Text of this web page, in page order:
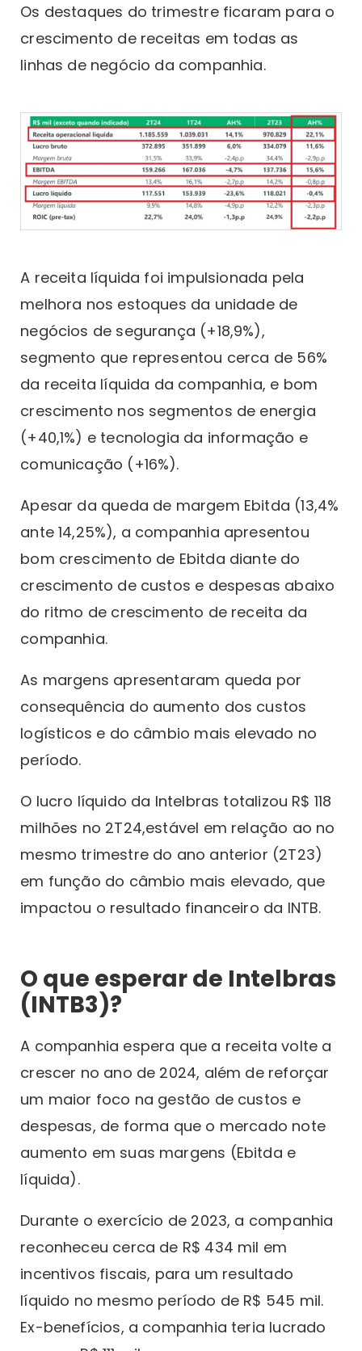
Os destaques do trimestre ficaram para o
crescimento de receitas em todas as
linhas de negócio da companhia.
A receita líquida foi impulsionada pela
melhora nos estoques da unidade de
negócios de segurança (+18,9%),
segmento que representou cerca de 56%
da receita líquida da companhia, e bom
crescimento nos segmentos de energia
(+40,1%) e tecnologia da informação e
comunicação (+16%).
Apesar da queda de margem Ebitda (13,4%
ante 14,25%), a companhia apresentou
bom crescimento de Ebitda diante do
crescimento de custos e despesas abaixo
do ritmo de crescimento de receita da
companhia.
As margens apresentaram queda por
consequência do aumento dos custos
logísticos e do câmbio mais elevado no
período.
O lucro líquido da Intelbras totalizou R$ 118
milhões no 2T24,estável em relação ao no
mesmo trimestre do ano anterior (2T23)
em função do câmbio mais elevado, que
impactou o resultado financeiro da INTB.
O que esperar de Intelbras
(INTB3)?
A companhia espera que a receita volte a
crescer no ano de 2024, além de reforçar
um maior foco na gestão de custos e
despesas, de forma que o mercado note
aumento em suas margens (Ebitda e
líquida).
Durante o exercício de 2023, a companhia
reconheceu cerca de R$ 434 mil em
incentivos fiscais, para um resultado
líquido no mesmo período de R$ 545 mil.
Ex-benefícios, a companhia teria lucrado